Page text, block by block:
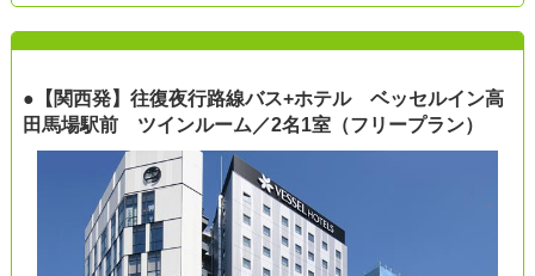
●【関西発】往復夜行路線バス+ホテル ベッセルイン高
田馬場駅前 ツインルーム／2名1室（フリープラン）